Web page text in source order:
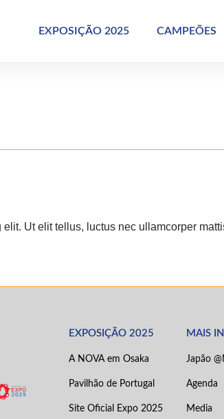
EXPOSIÇÃO 2025 CAMPEÕES
Ut elit tellus, luctus nec ullamcorper
EXPOSIÇÃO 2025
A NOVA em Osaka
Pavilhão de Portugal
Site Oficial Expo 2025
MAIS
Japão
Agenda
Media